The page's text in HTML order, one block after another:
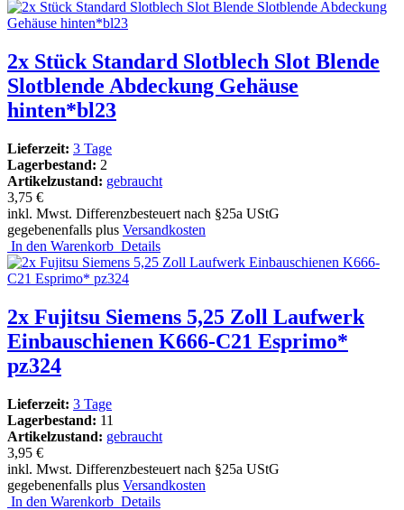
2x Stück Standard Slotblech Slot Blende
Slotblende Abdeckung Gehäuse
hinten*bl23
Lieferzeit: 3 Tage
Lagerbestand: 2
Artikelzustand: gebraucht
3,75 €
inkl. Mwst. Differenzbesteuert nach §25a UStG
gegebenenfalls plus Versandkosten
In den Warenkorb Details
2x Fujitsu Siemens 5,25 Zoll Laufwerk
Einbauschienen K666-C21 Esprimo*
pz324
Lieferzeit: 3 Tage
Lagerbestand: 11
Artikelzustand: gebraucht
3,95 €
inkl. Mwst. Differenzbesteuert nach §25a UStG
gegebenenfalls plus Versandkosten
In den Warenkorb Details